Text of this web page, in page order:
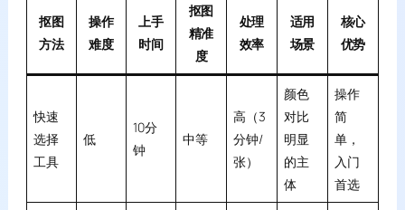
抠图
方法
操作
难度
上手
时间
抠图
精准
度
处理
效率
适用
场景
核心
优势
快速
选择
工具
低
10分
钟
中等
高（3
分钟/
张）
颜色
对比
明显
的主
体
操作
简
单，
入门
首选